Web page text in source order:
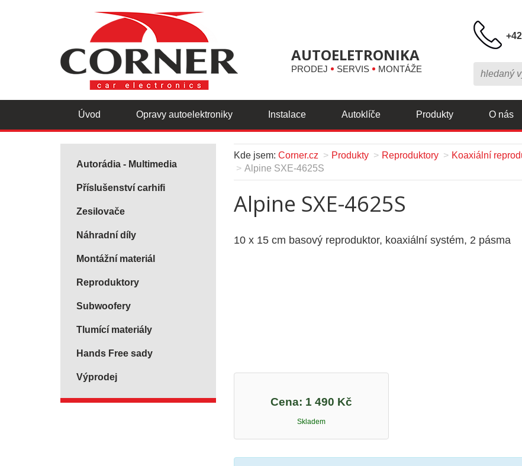
AUTOELETRONIKA
PRODEJ SERVIS MONTÁŽE
Úvod Opravy autoelektroniky Instalace Autoklíče Produkty O nás
Kde jsem: Corner.cz Produkty Reproduktory Koaxiální
Alpine SXE-4625S
Alpine SXE-4625S
10 x 15 cm basový reproduktor, koaxiální systém, 2 pásma
Cena: 1 490 Kč
Skladem
Autorádia - Multimedia
Příslušenství carhifi
Zesilovače
Náhradní díly
Montážní materiál
Reproduktory
Subwoofery
Tlumící materiály
Hands Free sady
Výprodej